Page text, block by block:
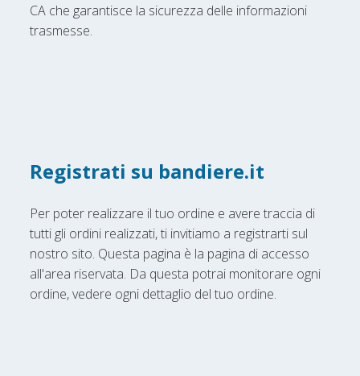
CA che garantisce la sicurezza delle informazioni
trasmesse.
Registrati su bandiere.it
Per poter realizzare il tuo ordine e avere traccia di
tutti gli ordini realizzati, ti invitiamo a registrarti sul
nostro sito. Questa pagina è la pagina di accesso
all'area riservata. Da questa potrai monitorare ogni
ordine, vedere ogni dettaglio del tuo ordine.